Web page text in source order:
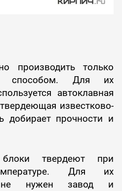
производить только
способом. Для их
автоклавная
известково-
добирает прочности и
блоки твердеют при
Для их
не нужен завод и